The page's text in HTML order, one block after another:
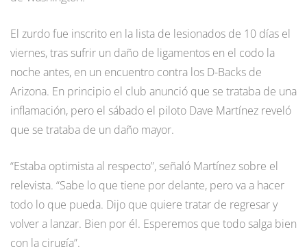
El zurdo fue inscrito en la lista de lesionados de 10 días el
viernes, tras sufrir un daño de ligamentos en el codo la
noche antes, en un encuentro contra los D-Backs de
Arizona. En principio el club anunció que se trataba de una
inflamación, pero el sábado el piloto Dave Martínez reveló
que se trataba de un daño mayor.
“Estaba optimista al respecto”, señaló Martínez sobre el
relevista. “Sabe lo que tiene por delante, pero va a hacer
todo lo que pueda. Dijo que quiere tratar de regresar y
volver a lanzar. Bien por él. Esperemos que todo salga bien
con la cirugía”.